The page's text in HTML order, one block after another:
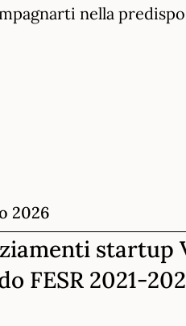
nella
2026
startup
FESR 2021-